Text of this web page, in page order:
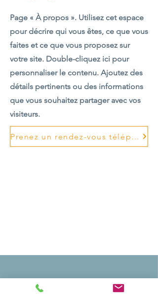
Page « À propos ». Utilisez cet espace
pour décrire qui vous êtes, ce que vous
faites et ce que vous proposez sur
votre site. Double-cliquez ici pour
personnaliser le contenu. Ajoutez des
détails pertinents ou des informations
que vous souhaitez partager avec vos
visiteurs.
Prenez un rendez-vous téléphonique